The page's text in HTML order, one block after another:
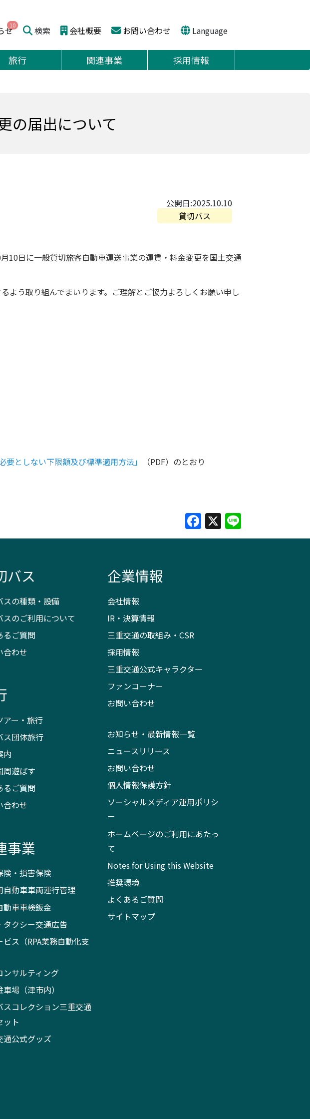
せ10 検索 会社概要 お問い合わせ Language
旅行 関連事業 採用情報
の届出について
公開日:2025.10.10
貸切バス
10日に一般貸切旅客自動車運送事業の運賃・料金変更を国土交通
よう取り組んでまいります。ご理解とご協力よろしくお願い申し
要としない下限額及び標準適用方法」
（PDF）のとおり
Facebook
X Line
バス
スの種類・設備
スのご利用について
るご質問
合わせ
アー・旅行
ス団体旅行
内
周遊ばす
るご質問
合わせ
事業
険・損害保険
自動車車両運行管理
動車車検鈑金
タクシー交通広告
ビス（RPA業務自動化支
ンサルティング
場（津市内）
スコレクション三重交通
ット
通公式グッズ
企業情報
会社情報
IR・決算情報
三重交通の取組み・CSR
採用情報
三重交通公式キャラクター
ファンコーナー
お問い合わせ
お知らせ・最新情報一覧
ニュースリリース
お問い合わせ
個人情報保護方針
ソーシャルメディア運用ポリシ
ー
ホームページのご利用にあたっ
て
Notes for Using this Website
推奨環境
よくあるご質問
サイトマップ